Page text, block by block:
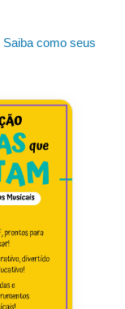
Saiba como seus